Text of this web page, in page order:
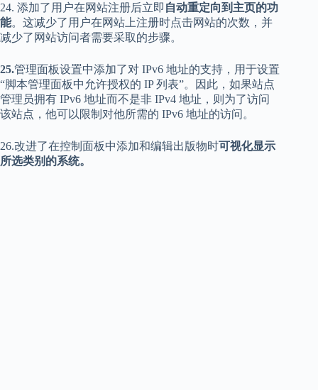
24. 添加了用户在网站注册后立即 自动重定向到主页的功
能。这减少了用户在网站上注册时点击网站的次数，并
减少了网站访问者需要采取的步骤。
25.管理面板设置中添加了对 IPv6 地址的支持，用于设置
“脚本管理面板中允许授权的 IP 列表”。因此，如果站点
管理员拥有 IPv6 地址而不是非 IPv4 地址，则为了访问
该站点，他可以限制对他所需的 IPv6 地址的访问。
26.改进了在控制面板中添加和编辑出版物时可视化显示
所选类别的系统。